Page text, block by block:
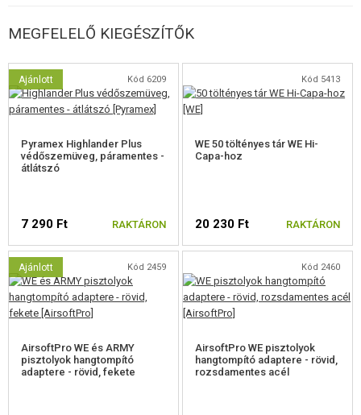
MEGFELELŐ KIEGÉSZÍTŐK
Ajánlott Kód 6209
Pyramex Highlander Plus
védőszemüveg, páramentes -
átlátszó
7 290 Ft RAKTÁRON
Kód 5413
WE 50 töltényes tár WE Hi-
Capa-hoz
20 230 Ft RAKTÁRON
Ajánlott Kód 2459
AirsoftPro WE és ARMY
pisztolyok hangtompító
adaptere - rövid, fekete
Kód 2460
AirsoftPro WE pisztolyok
hangtompító adaptere - rövid,
rozsdamentes acél